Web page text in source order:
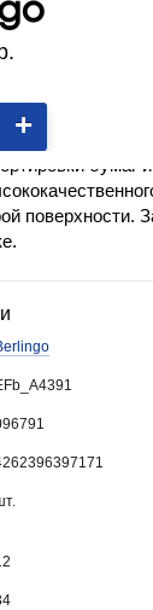
+мм)
. Папка-
бумаг
поверхности.